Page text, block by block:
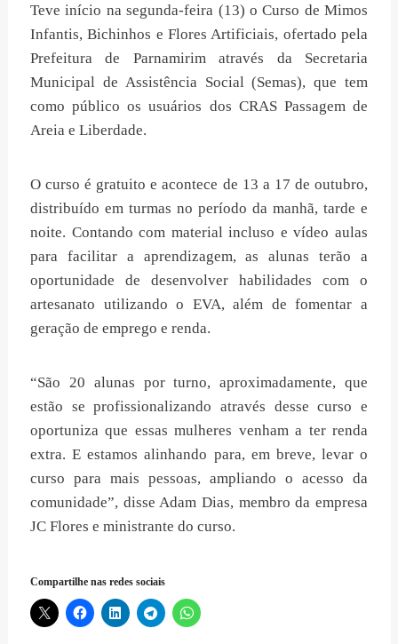
Teve início na segunda-feira (13) o Curso de Mimos
Infantis, Bichinhos e Flores Artificiais, ofertado pela
Prefeitura de Parnamirim através da Secretaria
Municipal de Assistência Social (Semas), que tem
como público os usuários dos CRAS Passagem de
Areia e Liberdade.
O curso é gratuito e acontece de 13 a 17 de outubro,
distribuído em turmas no período da manhã, tarde e
noite. Contando com material incluso e vídeo aulas
para facilitar a aprendizagem, as alunas terão a
oportunidade de desenvolver habilidades com o
artesanato utilizando o EVA, além de fomentar a
geração de emprego e renda.
“São 20 alunas por turno, aproximadamente, que
estão se profissionalizando através desse curso e
oportuniza que essas mulheres venham a ter renda
extra. E estamos alinhando para, em breve, levar o
curso para mais pessoas, ampliando o acesso da
comunidade”, disse Adam Dias, membro da empresa
JC Flores e ministrante do curso.
Compartilhe nas redes sociais